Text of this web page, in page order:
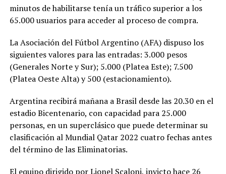
minutos de habilitarse tenía un tráfico superior a los
65.000 usuarios para acceder al proceso de compra.
La Asociación del Fútbol Argentino (AFA) dispuso los
siguientes valores para las entradas: 3.000 pesos
(Generales Norte y Sur); 5.000 (Platea Este); 7.500
(Platea Oeste Alta) y 500 (estacionamiento).
Argentina recibirá mañana a Brasil desde las 20.30 en el
estadio Bicentenario, con capacidad para 25.000
personas, en un superclásico que puede determinar su
clasificación al Mundial Qatar 2022 cuatro fechas antes
del término de las Eliminatorias.
El equipo dirigido por Lionel Scaloni, invicto hace 26